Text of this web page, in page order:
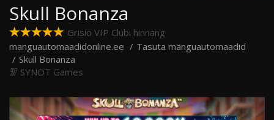
Skull Bonanza
Grisio VIP Clubi hinnang
manguautomaadidonline.ee
Tasuta mänguautomaadid
Skull Bonanza
SYNOT Games